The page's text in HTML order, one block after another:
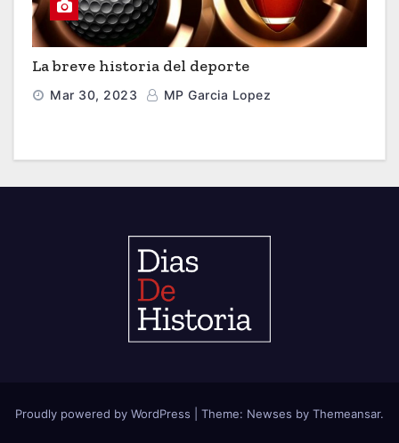
La breve historia del deporte
Mar 30, 2023 MP Garcia Lopez
Proudly powered by WordPress Theme: Newses by Themeansar.